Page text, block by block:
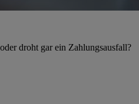
droht gar ein Zahlungsausfall?